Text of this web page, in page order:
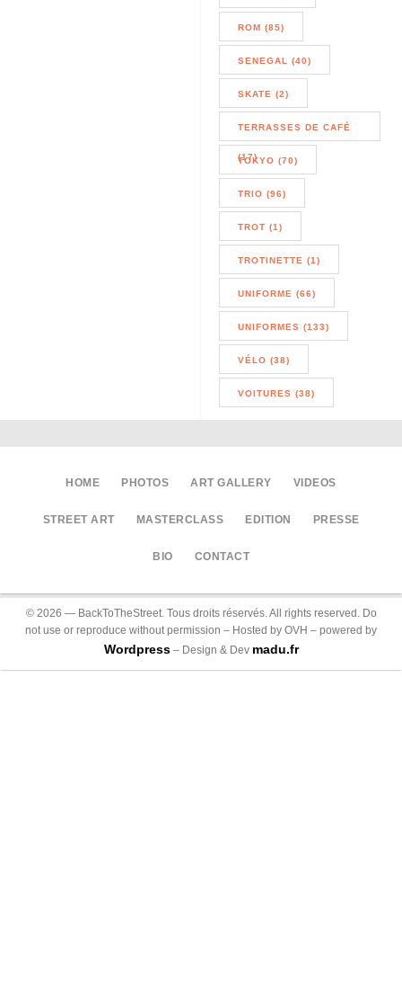
ROM (85)
SENEGAL (40)
SKATE (2)
TERRASSES DE CAFÉ
(17)
TOKYO (70)
TRIO (96)
TROT (1)
TROTINETTE (1)
UNIFORME (66)
UNIFORMES (133)
VÉLO (38)
VOITURES (38)
HOME PHOTOS ART GALLERY VIDEOS
STREET ART MASTERCLASS EDITION PRESSE
BIO CONTACT
© 2026 — BackToTheStreet. Tous droits réservés. All rights reserved. Do
not use or reproduce without permission – Hosted by OVH – powered by
Wordpress– Design & Dev madu.fr